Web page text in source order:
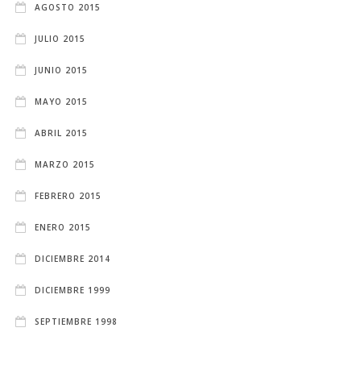
AGOSTO 2015
JULIO 2015
JUNIO 2015
MAYO 2015
ABRIL 2015
MARZO 2015
FEBRERO 2015
ENERO 2015
DICIEMBRE 2014
DICIEMBRE 1999
SEPTIEMBRE 1998